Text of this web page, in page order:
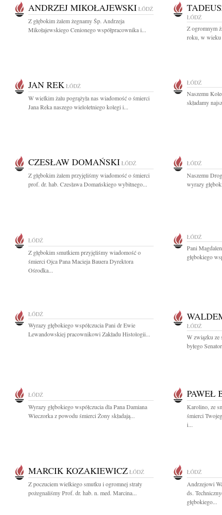
ANDRZEJ MIKOŁAJEWSKI ŁÓDŹ
Z głębokim żalem żegnamy Śp. Andrzeja
Mikołajewskiego Cenionego współpracownika i...
ŁÓDŹ
Z ogromnym
roku, w wieku
JAN REK ŁÓDŹ
W wielkim żalu pogrążyła nas wiadomość o śmierci
Jana Reka naszego wieloletniego kolegi i...
ŁÓDŹ
Naszemu
składamy
CZESŁAW DOMAŃSKI ŁÓDŹ
Z głębokim żalem przyjęliśmy wiadomość o śmierci
prof. dr. hab. Czesława Domańskiego wybitnego...
ŁÓDŹ
Naszemu
wyrazy
ŁÓDŹ
Z głębokim smutkiem przyjęliśmy wiadomość o
śmierci Ojca Pana Macieja Bauera Dyrektora
Ośrodka...
ŁÓDŹ
Pani
głębokiego
ŁÓDŹ
Wyrazy głębokiego współczucia Pani dr Ewie
Lewandowskiej pracownikowi Zakładu Histologii...
ŁÓDŹ
W związku ze
byłego
ŁÓDŹ
Wyrazy głębokiego współczucia dla Pana Damiana
Wieczorka z powodu śmierci Żony składają...
PAWEŁ
Karolino, ze
śmierci
i...
MARCIK KOZAKIEWICZ ŁÓDŹ
Z poczuciem wielkiego smutku i ogromnej straty
pożegnaliśmy Prof. dr. hab. n. med. Marcina...
ŁÓDŹ
Andrzejowi
ds.
głębokiego...